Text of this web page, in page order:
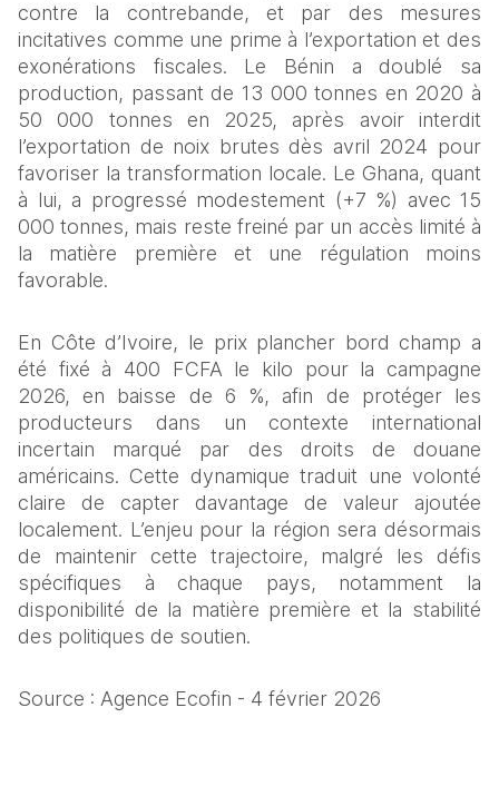
contre la contrebande, et par des mesures
incitatives comme une prime à l’exportation et des
exonérations fiscales. Le Bénin a doublé sa
production, passant de 13 000 tonnes en 2020 à
50 000 tonnes en 2025, après avoir interdit
l’exportation de noix brutes dès avril 2024 pour
favoriser la transformation locale. Le Ghana, quant
à lui, a progressé modestement (+7 %) avec 15
000 tonnes, mais reste freiné par un accès limité à
la matière première et une régulation moins
favorable.
En Côte d’Ivoire, le prix plancher bord champ a
été fixé à 400 FCFA le kilo pour la campagne
2026, en baisse de 6 %, afin de protéger les
producteurs dans un contexte international
incertain marqué par des droits de douane
américains. Cette dynamique traduit une volonté
claire de capter davantage de valeur ajoutée
localement. L’enjeu pour la région sera désormais
de maintenir cette trajectoire, malgré les défis
spécifiques à chaque pays, notamment la
disponibilité de la matière première et la stabilité
des politiques de soutien.
Source : Agence Ecofin - 4 février 2026